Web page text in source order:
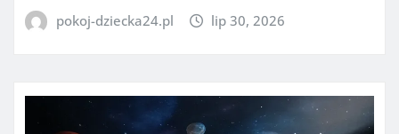
pokoj-dziecka24.pl lip 30, 2026